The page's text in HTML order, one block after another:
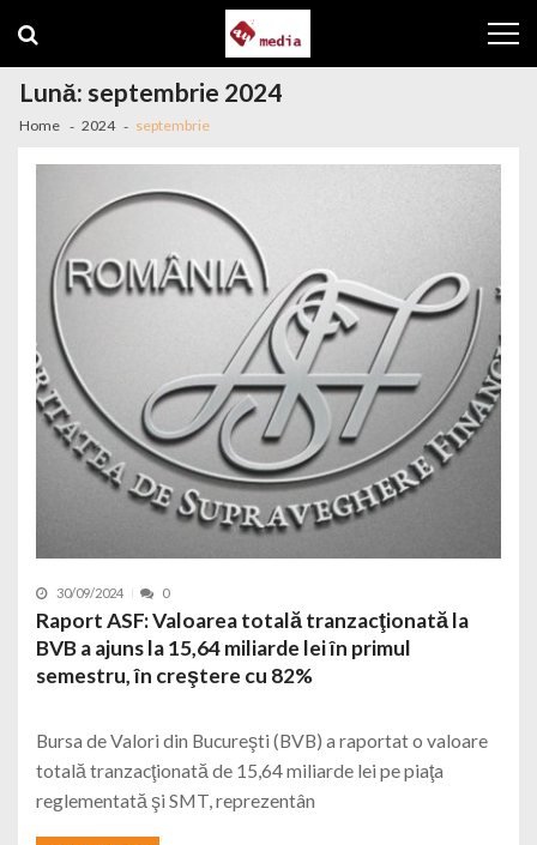
Lună: septembrie 2024
Home 2024 septembrie
30/09/2024 0
Raport ASF: Valoarea totală tranzacţionată la
BVB a ajuns la 15,64 miliarde lei în primul
semestru, în creştere cu 82%
Bursa de Valori din Bucureşti (BVB) a raportat o valoare
totală tranzacţionată de 15,64 miliarde lei pe piaţa
reglementată şi SMT, reprezentân